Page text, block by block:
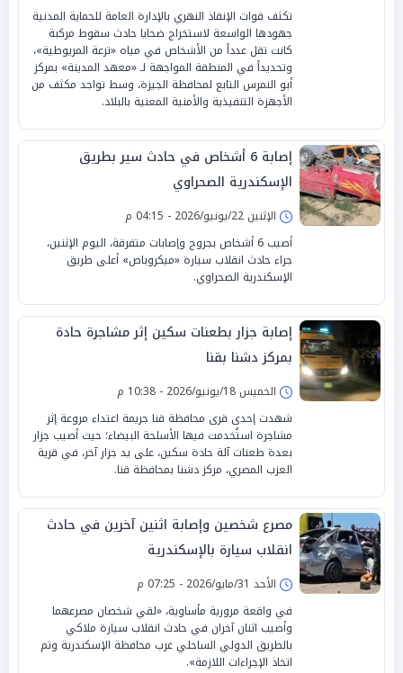
تكثف قوات الإنقاذ النهري بالإدارة العامة للحماية المدنية
جهودها الواسعة لاستخراج ضحايا حادث سقوط مركبة
كانت تقل عدداً من الأشخاص في مياه «ترعة المريوطية»،
وتحديداً في المنطقة المواجهة لـ «معهد المدينة» بمركز
أبو النمرس التابع لمحافظة الجيزة، وسط تواجد مكثف من
الأجهزة التنفيذية والأمنية المعنية بالبلاد.
إصابة 6 أشخاص في حادث سير بطريق
الإسكندرية الصحراوي
الإثنين 22/يونيو/2026 - 04:15 م
أصيب 6 أشخاص بجروح وإصابات متفرقة، اليوم الإثنين،
جراء حادث انقلاب سيارة «ميكروباص» أعلى طريق
الإسكندرية الصحراوي.
إصابة جزار بطعنات سكين إثر مشاجرة حادة
بمركز دشنا بقنا
الخميس 18/يونيو/2026 - 10:38 م
شهدت إحدى قرى محافظة قنا جريمة اعتداء مروعة إثر
مشاجرة استُخدمت فيها الأسلحة البيضاء؛ حيث أصيب جزار
بعدة طعنات آلة حادة سكين، على يد جزار آخر، في قرية
العزب المصري، مركز دشنا بمحافظة قنا.
مصرع شخصين وإصابة اثنين آخرين في حادث
انقلاب سيارة بالإسكندرية
الأحد 31/مايو/2026 - 07:25 م
في واقعة مرورية مأساوية، «لقي شخصان مصرعهما
وأصيب اثنان آخران في حادث انقلاب سيارة ملاكي
بالطريق الدولي الساحلي غرب محافظة الإسكندرية وتم
اتخاذ الإجراءات اللازمة».